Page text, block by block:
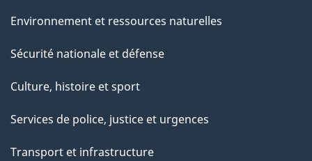
Environnement et ressources naturelles
Sécurité nationale et défense
Culture, histoire et sport
Services de police, justice et urgences
Transport et infrastructure